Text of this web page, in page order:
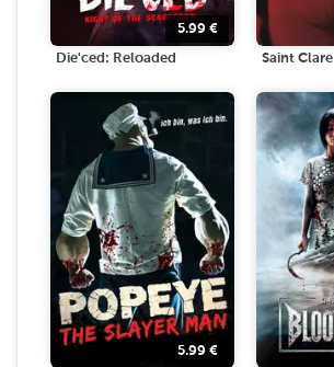
5.99 €
Die'ced: Reloaded Saint Clare
5.99 €